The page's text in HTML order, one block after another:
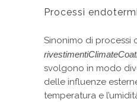
Processi
Sinonimo di processi
rivestimenti
svolgono in modo
delle influenze
temperatura e